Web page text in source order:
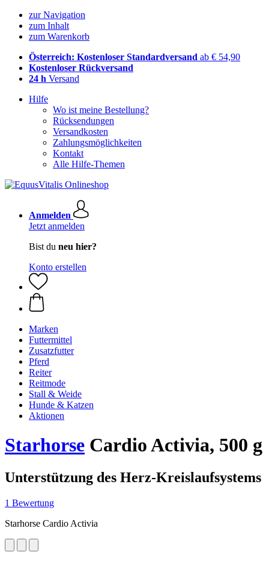
zur Navigation
zum Inhalt
zum Warenkorb
Österreich: Kostenloser Standardversand ab € 54,90
Kostenloser Rückversand
24 h Versand
Hilfe
Wo ist meine Bestellung?
Rücksendungen
Versandkosten
Zahlungsmöglichkeiten
Kontakt
Alle Hilfe-Themen
Anmelden
Jetzt anmelden
Bist du neu hier?
Konto erstellen
Marken
Futtermittel
Zusatzfutter
Pferd
Reiter
Reitmode
Stall & Weide
Hunde & Katzen
Aktionen
Starhorse Cardio Activia, 500 g
Unterstützung des Herz-Kreislaufsystems
1 Bewertung
Starhorse Cardio Activia